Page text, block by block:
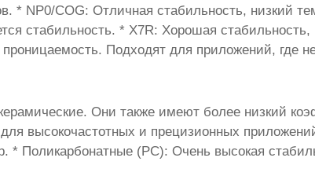
* NP0/COG: Отличная стабильность, низкий
стабильность. * X7R: Хорошая стабильность,
Подходят для приложений, где
Они также имеют более низкий
высокочастотных и прецизионных
* Поликарбонатные (PC): Очень высокая